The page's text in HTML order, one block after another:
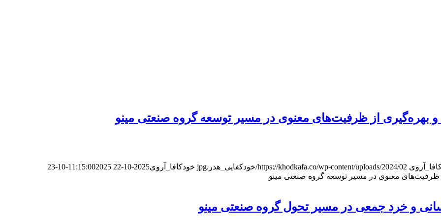
بهره‌گیری از ظرفیت‌های معنوی در مسیر توسعه گروه صنعتی مینو
https://khodkafa.co/wp-content/uploads/2024/02/خودکفایی_هدر.jpg خودکافا_آر‌وی2025-10-22 11:15:00
2025-10-23
ظرفیت‌های معنوی در مسیر توسعه گروه صنعتی مینو
و خرد جمعی در مسیر تحول گروه صنعتی مینو